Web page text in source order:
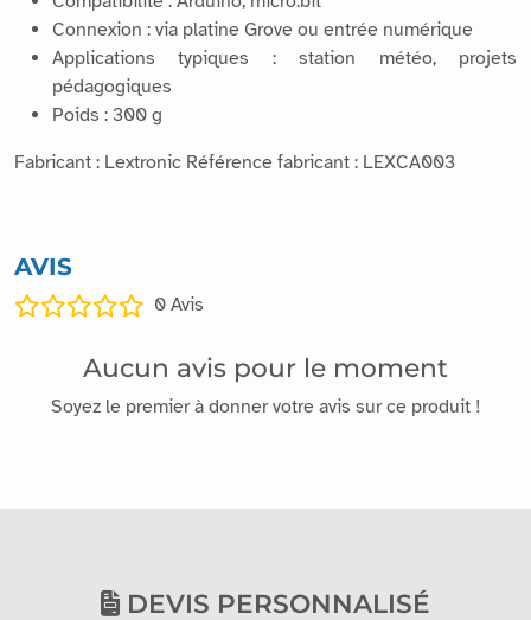
Connexion : via platine Grove ou entrée numérique
Applications typiques : station météo, projets
pédagogiques
Poids : 300 g
Fabricant : Lextronic Référence fabricant : LEXCA003
AVIS
0 Avis
Aucun avis pour le moment
Soyez le premier à donner votre avis sur ce produit !
DEVIS PERSONNALISÉ